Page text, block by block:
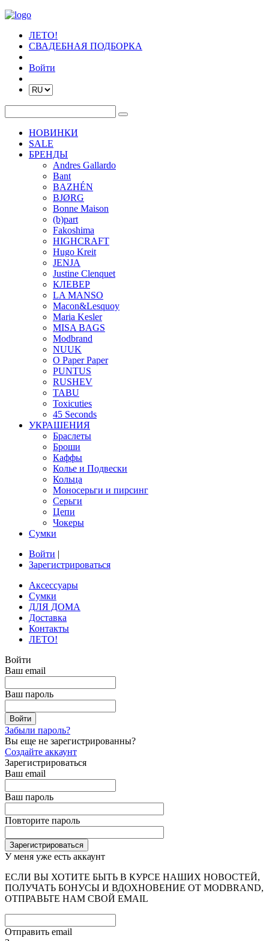
ЛЕТО!
СВАДЕБНАЯ ПОДБОРКА
Войти
НОВИНКИ
SALE
БРЕНДЫ
Andres Gallardo
Bant
BAZHÉN
BJØRG
Bonne Maison
(b)part
Fakoshima
HIGHCRAFT
Hugo Kreit
JENJA
Justine Clenquet
КЛЕВЕР
LA MANSO
Macon&Lesquoy
Maria Kesler
MISA BAGS
Modbrand
NUUK
O Paper Paper
PUNTUS
RUSHEV
TABU
Toxicuties
45 Seconds
УКРАШЕНИЯ
Браслеты
Броши
Каффы
Колье и Подвески
Кольца
Моносерьги и пирсинг
Серьги
Цепи
Чокеры
Сумки
Войти |
Зарегистрироваться
Аксессуары
Сумки
ДЛЯ ДОМА
Доставка
Контакты
ЛЕТО!
Войти
Ваш email
Ваш пароль
Забыли пароль?
Вы еще не зарегистрированны?
Создайте аккаунт
Зарегистрироваться
Ваш email
Ваш пароль
Повторите пароль
У меня уже есть аккаунт
ЕСЛИ ВЫ ХОТИТЕ БЫТЬ В КУРСЕ НАШИХ НОВОСТЕЙ,
ПОЛУЧАТЬ БОНУСЫ И ВДОХНОВЕНИЕ ОТ MODBRAND,
ОТПРАВЬТЕ НАМ СВОЙ EMAIL
Отправить email